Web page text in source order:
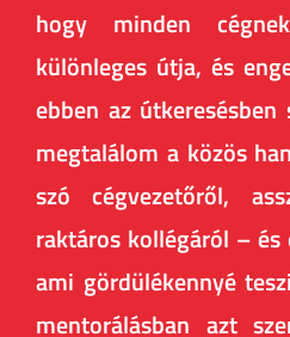
hogy minden
különleges útja, és
ebben az
megtalálom a közös
szó cégvezetőről,
raktáros kollégáról – és
ami gördülékennyé
mentorálásban azt